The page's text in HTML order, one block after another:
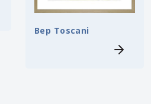
Bep Toscani